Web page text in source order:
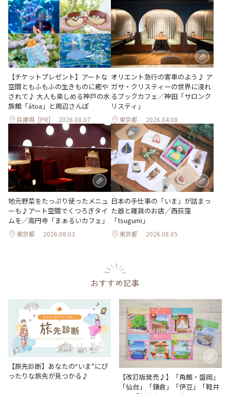
【チケットプレゼント】アートな
空間ともふもふの生きものに癒や
されて♪ 大人も楽しめる神戸の水
族館「átoa」と周辺さんぽ
兵庫県 [PR] 2026.08.07
オリエント急行の客車のよう♪ ア
ガサ・クリスティーの世界に浸れ
るブックカフェ／神田「サロンク
リスティ」
東京都 2026.04.08
地元野菜をたっぷり使ったメニュ
ーも♪アート空間でくつろぎタイ
ムを／高円寺「まぁるいカフェ」
東京都 2026.08.03
日本の手仕事の「いま」が詰まっ
た器と雑貨のお店／西荻窪
「tsugumi」
東京都 2026.08.05
おすすめ記事
【旅先診断】あなたの“いま”にぴ
ったりな旅先が見つかる♪
【改訂版発売♪】「角館・盛岡」
「仙台」「鎌倉」「伊豆」「軽井